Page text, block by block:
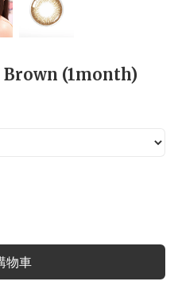
Brown (1month)
物車